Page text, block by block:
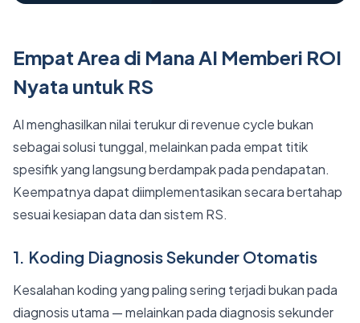
Empat Area di Mana AI Memberi ROI
Nyata untuk RS
AI menghasilkan nilai terukur di revenue cycle bukan
sebagai solusi tunggal, melainkan pada empat titik
spesifik yang langsung berdampak pada pendapatan.
Keempatnya dapat diimplementasikan secara bertahap
sesuai kesiapan data dan sistem RS.
1. Koding Diagnosis Sekunder Otomatis
Kesalahan koding yang paling sering terjadi bukan pada
diagnosis utama — melainkan pada diagnosis sekunder